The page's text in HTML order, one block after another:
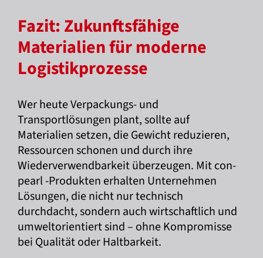
Fazit: Zukunftsfähige
Materialien für moderne
Logistikprozesse
Wer heute Verpackungs- und
Transportlösungen plant, sollte auf
Materialien setzen, die Gewicht reduzieren,
Ressourcen schonen und durch ihre
Wiederverwendbarkeit überzeugen. Mit con-
pearl -Produkten erhalten Unternehmen
Lösungen, die nicht nur technisch
durchdacht, sondern auch wirtschaftlich und
umweltorientiert sind – ohne Kompromisse
bei Qualität oder Haltbarkeit.